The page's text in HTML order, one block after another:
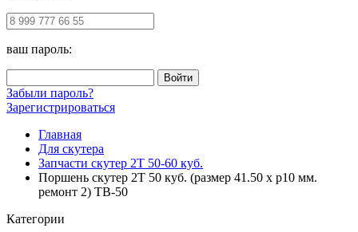
ваш пароль:
Забыли пароль?
Зарегистрироваться
Главная
Для скутера
Запчасти скутер 2Т 50-60 куб.
Поршень скутер 2T 50 куб. (размер 41.50 x p10 мм.
ремонт 2) TB-50
Категории